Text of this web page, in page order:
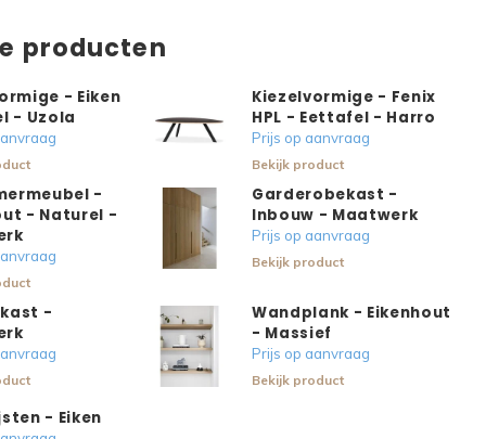
producten
- Eiken
- Uzola
Kiezelvormige - Fenix
HPL - Eettafel - Harro
Prijs op aanvraag
Bekijk product
-
- Naturel -
Garderobekast -
Inbouw - Maatwerk
Prijs op aanvraag
Bekijk product
-
Wandplank - Eikenhout
- Massief
Prijs op aanvraag
Bekijk product
- Eiken